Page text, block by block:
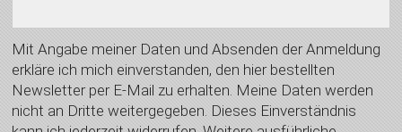
Mit Angabe meiner Daten und Absenden der Anmeldung
erkläre ich mich einverstanden, den hier bestellten
Newsletter per E-Mail zu erhalten. Meine Daten werden
nicht an Dritte weitergegeben. Dieses Einverständnis